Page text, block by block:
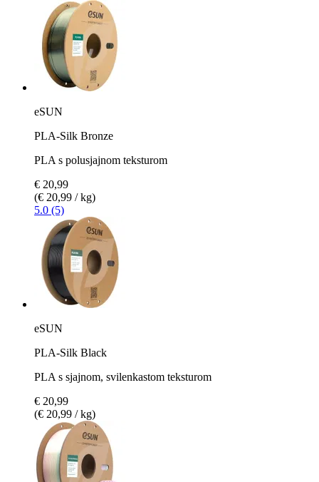
eSUN
PLA-Silk Bronze
PLA s polusjajnom teksturom
€ 20,99
(€ 20,99 / kg)
5.0 (5)
eSUN
PLA-Silk Black
PLA s sjajnom, svilenkastom teksturom
€ 20,99
(€ 20,99 / kg)